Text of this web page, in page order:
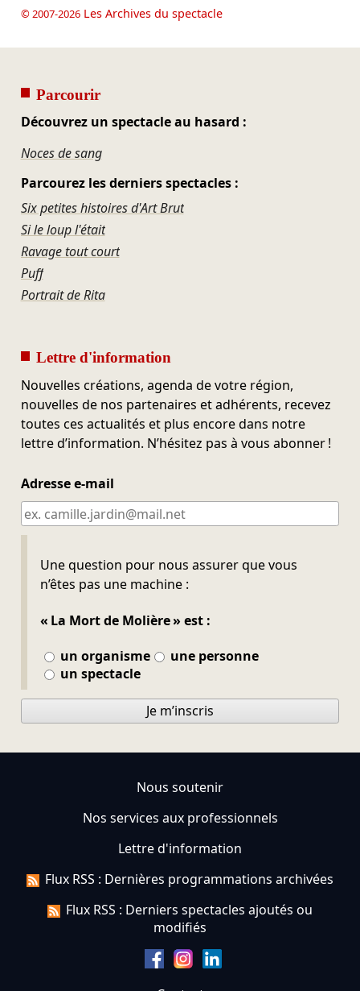
© 2007-2026Les Archives du spectacle
Parcourir
Découvrez un spectacle au hasard :
Noces de sang
Parcourez les derniers spectacles :
Six petites histoires d'Art Brut
Si le loup l'était
Ravage tout court
Puff
Portrait de Rita
Lettre d'information
Nouvelles créations, agenda de votre région,
nouvelles de nos partenaires et adhérents, recevez
toutes ces actualités et plus encore dans notre
lettre d’information. N’hésitez pas à vous abonner !
Adresse e-mail
Une question pour nous assurer que vous
n’êtes pas une machine :
« La Mort de Molière » est :
un organisme
une personne
un spectacle
Ne pas remplir
Je m’inscris
Nous soutenir
Nos services aux professionnels
Lettre d'information
Flux RSS : Dernières programmations archivées
Flux RSS : Derniers spectacles ajoutés ou
modifiés